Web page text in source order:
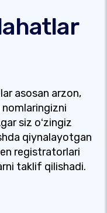
asosan arzon,
siz oʻzingiz
qiynalayotgan
registratorlari
taklif qilishadi.